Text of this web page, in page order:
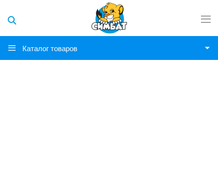
Каталог товаров